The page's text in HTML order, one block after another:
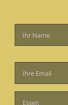
lasse
dieses
Feld